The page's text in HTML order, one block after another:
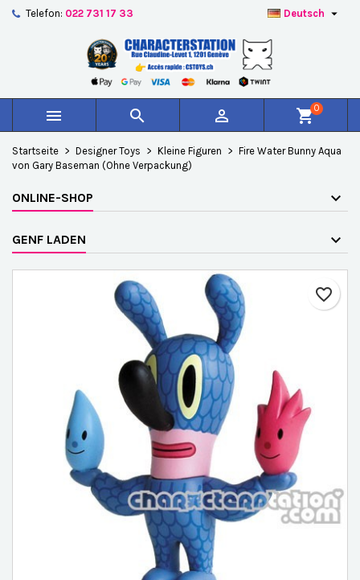
Telefon: 022 731 17 33 Deutsch 
   shopping_cart0
Startseite Designer Toys Kleine Figuren
Fire Water Bunny Aqua
von Gary Baseman (Ohne Verpackung)
ONLINE-SHOP
GENF LADEN
favorite_border
Create new list
Name der Wunschliste
Abbrechen Wunschliste erstellen
Sie müssen angemeldet sein, um Artikel Ihrer
Wunschliste hinzufügen zu können.